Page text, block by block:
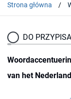
Strona główna
DO
van het